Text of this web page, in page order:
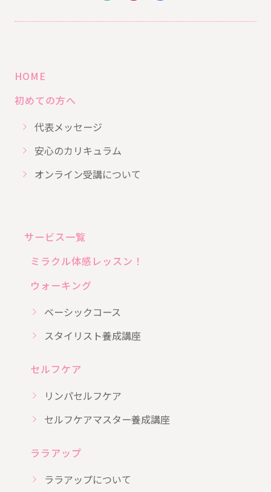
HOME
初めての方へ
代表メッセージ
安心のカリキュラム
オンライン受講について
サービス一覧
ミラクル体感レッスン！
ウォーキング
ベーシックコース
スタイリスト養成講座
セルフケア
リンパセルフケア
セルフケアマスター養成講座
ララアップ
ララアップについて